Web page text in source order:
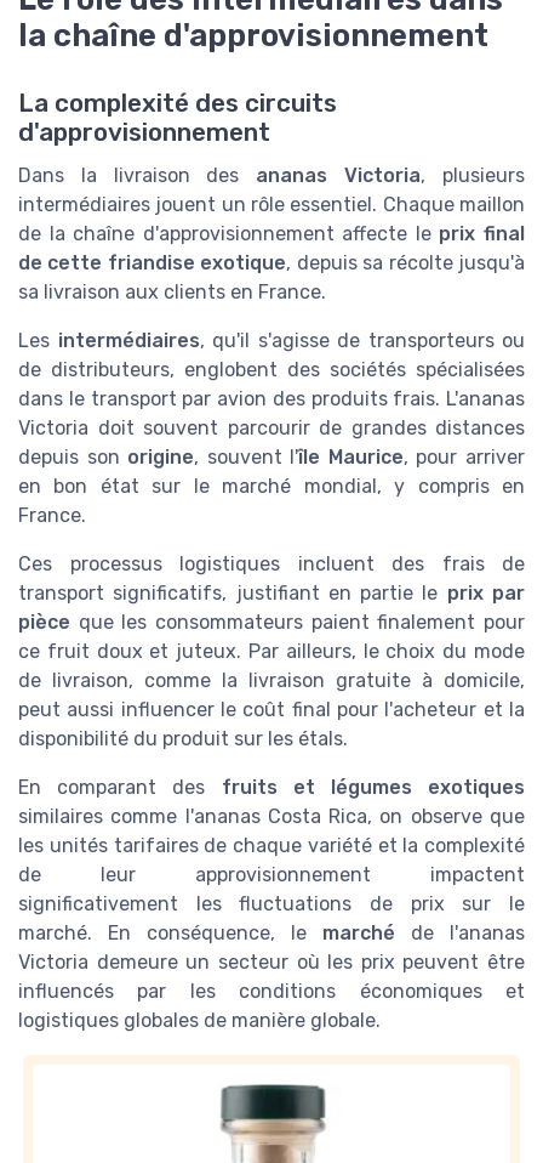
la chaîne d'approvisionnement
La complexité des circuits
d'approvisionnement
Dans la livraison des ananas Victoria, plusieurs
intermédiaires jouent un rôle essentiel. Chaque maillon
de la chaîne d'approvisionnement affecte le prix final
de cette friandise exotique, depuis sa récolte jusqu'à
sa livraison aux clients en France.
Les intermédiaires, qu'il s'agisse de transporteurs ou
de distributeurs, englobent des sociétés spécialisées
dans le transport par avion des produits frais. L'ananas
Victoria doit souvent parcourir de grandes distances
depuis son origine, souvent l'île Maurice, pour arriver
en bon état sur le marché mondial, y compris en
France.
Ces processus logistiques incluent des frais de
transport significatifs, justifiant en partie le prix par
pièce que les consommateurs paient finalement pour
ce fruit doux et juteux. Par ailleurs, le choix du mode
de livraison, comme la livraison gratuite à domicile,
peut aussi influencer le coût final pour l'acheteur et la
disponibilité du produit sur les étals.
En comparant des fruits et légumes exotiques
similaires comme l'ananas Costa Rica, on observe que
les unités tarifaires de chaque variété et la complexité
de leur approvisionnement impactent
significativement les fluctuations de prix sur le
marché. En conséquence, le marché de l'ananas
Victoria demeure un secteur où les prix peuvent être
influencés par les conditions économiques et
logistiques globales de manière globale.